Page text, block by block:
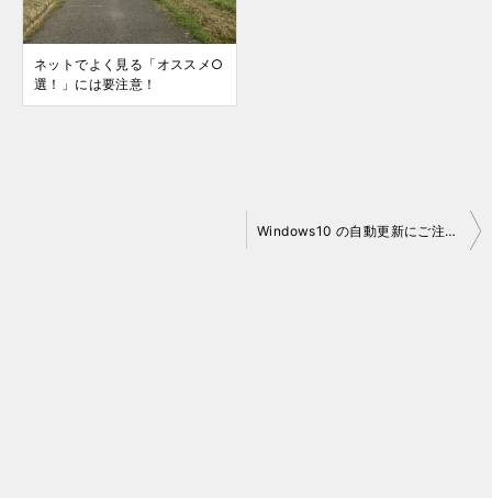
ネットでよく見る「オススメ○
選！」には要注意！
Windows10 の自動更新にご注意！